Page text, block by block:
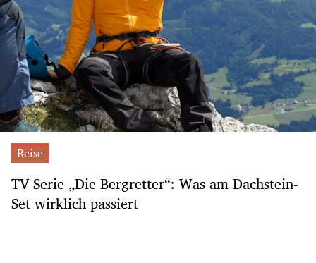
Reise
TV Serie „Die Bergretter“: Was am Dachstein-
Set wirklich passiert